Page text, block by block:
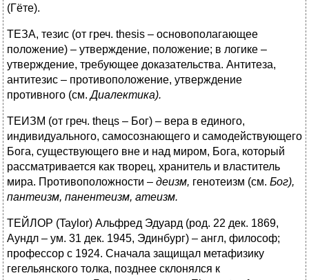
(Гёте).
ТЕЗА, тезис (от греч. thesis – основополагающее
положение) – утверждение, положение; в логике –
утверждение, требующее доказательства. Антитеза,
антитезис – противоположение, утверждение
противного (см.Диалектика).
ТЕИЗМ (от греч. theцs – Бог) – вера в единого,
индивидуального, самосознающего и самодействующего
Бога, существующего вне и над миром, Бога, который
рассматривается как творец, хранитель и властитель
мира. Противоположности – деизм, генотеизм (см. Бог),
пантеизм, панентеизм, атеизм.
ТЕЙЛОР (Taylor) Альфред Эдуард (род. 22 дек. 1869,
Аундл – ум. 31 дек. 1945, Эдинбург) – англ, философ;
профессор с 1924. Сначала защищал метафизику
гегельянского толка, позднее склонялся к